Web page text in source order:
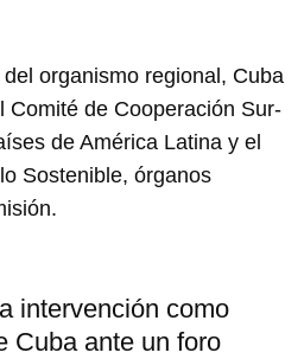
organismo regional, Cuba
Comité de Cooperación Sur-
de América Latina y el
Sostenible, órganos
intervención como
Cuba ante un foro